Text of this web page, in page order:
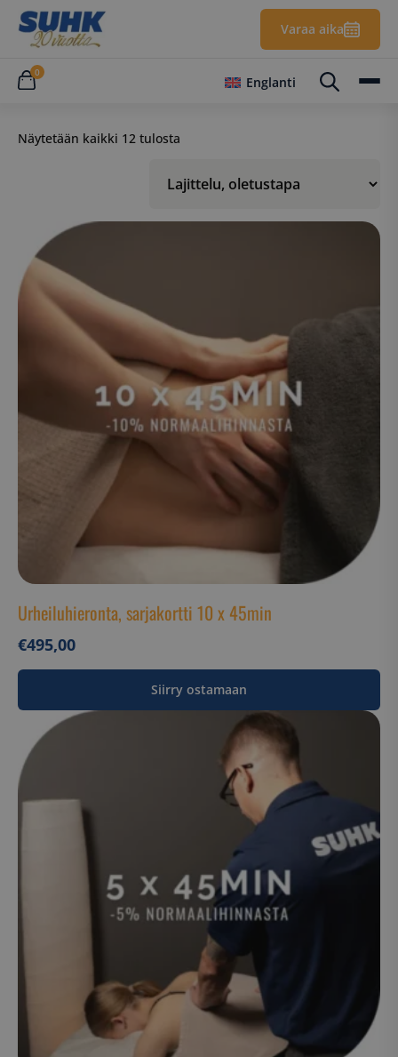
Varaa aika
0
Englanti
Näytetään kaikki 12 tulosta
Urheiluhieronta, sarjakortti 10 x 45min
€495,00
Siirry ostamaan